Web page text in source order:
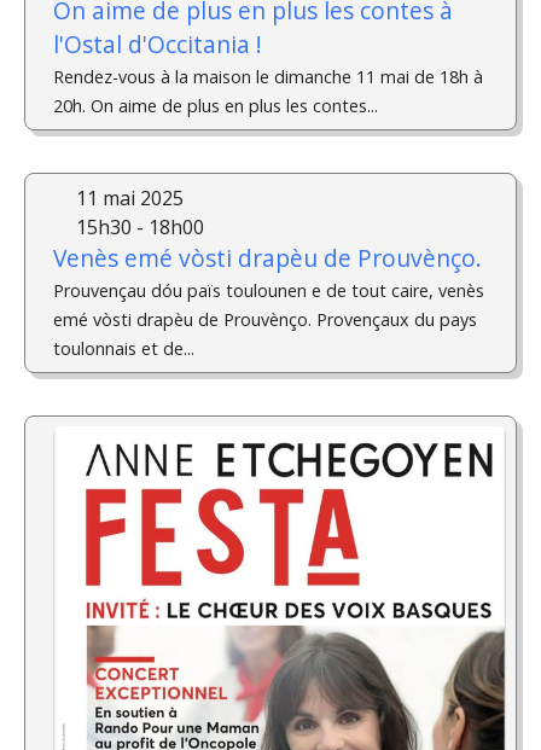
On aime de plus en plus les contes à
l'Ostal d'Occitania !
Rendez-vous à la maison le dimanche 11 mai de 18h à
20h. On aime de plus en plus les contes...
11 mai 2025
15h30 - 18h00
Venès emé vòsti drapèu de Prouvènço.
Prouvençau dóu païs toulounen e de tout caire, venès
emé vòsti drapèu de Prouvènço. Provençaux du pays
toulonnais et de...